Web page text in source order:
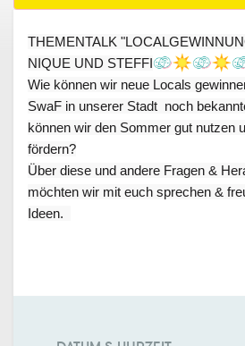
THEMENTALK
NIQUE UND STEFFI
Wie können wir neue Locals
SwaF in unserer Stadt noch
können wir den Sommer gut nutzen
fördern?
Über diese und andere Fragen &
möchten wir mit euch sprechen &
Ideen.